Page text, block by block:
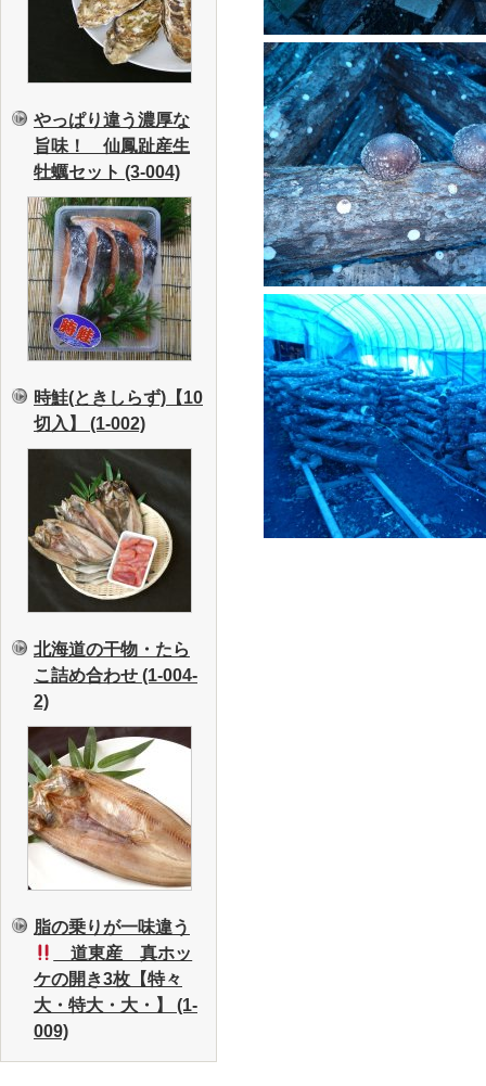
やっぱり違う濃厚な
旨味！ 仙鳳趾産生
牡蠣セット (3-004)
時鮭(ときしらず)【10
切入】 (1-002)
北海道の干物・たら
こ詰め合わせ (1-004-
2)
脂の乗りが一味違う
道東産 真ホッ
ケの開き3枚【特々
大・特大・大・】 (1-
009)